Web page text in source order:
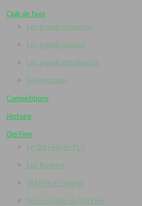
Club de foot
Les grands moments
Les grands joueurs
Les grands entraîneurs
Présentation
Compétitions
Histoire
Old Firm
Le Old Firm en PL ?
Les Rangers
Old Firm et religion
Présentation du Old Firm